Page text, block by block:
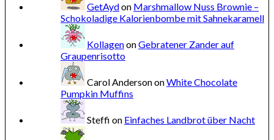
GetAydon Marshmallow Nuss Brownie –
Schokoladige Kalorienbombe mit Sahnekaramell
KollagenonGebratener Zander auf
Graupenrisotto
Carol AndersononWhite Chocolate
Pumpkin Muffins
Steffi on Einfaches Landbrot über Nacht